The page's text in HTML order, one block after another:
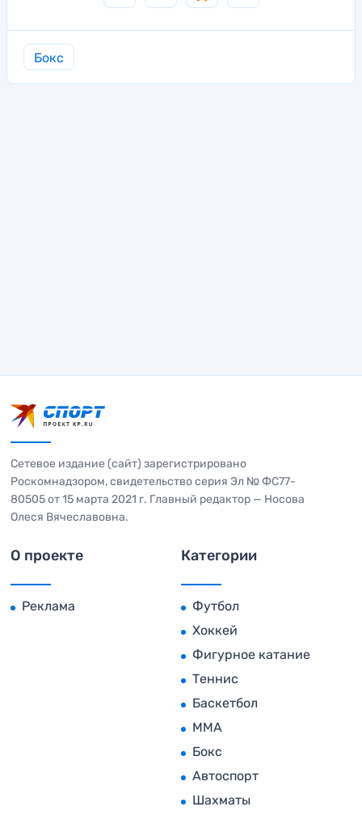
Бокс
Сетевое издание (сайт) зарегистрировано
Роскомнадзором, свидетельство серия Эл № ФС77-
80505 от 15 марта 2021 г. Главный редактор — Носова
Олеся Вячеславовна.
О проекте
Реклама
Категории
Футбол
Хоккей
Фигурное катание
Теннис
Баскетбол
MMA
Бокс
Автоспорт
Шахматы